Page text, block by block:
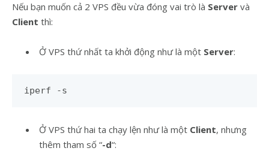
Nếu bạn muốn cả 2 VPS đều vừa đóng vai trò là Server và
Client thì:
Ở VPS thứ nhất ta khởi động như là một Server:
iperf -s
Ở VPS thứ hai ta chạy lện như là một Client, nhưng
thêm tham số “-d“: